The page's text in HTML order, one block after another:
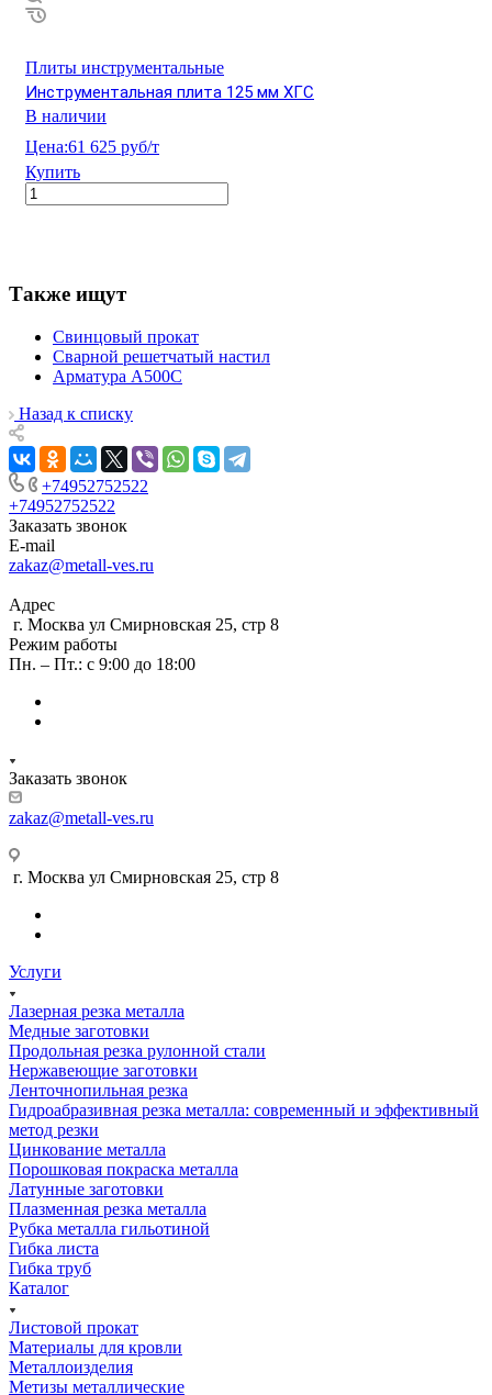
Плиты инструментальные
Инструментальная плита 125 мм ХГС
В наличии
Цена:61 625 руб/т
Купить
Также ищут
Свинцовый прокат
Сварной решетчатый настил
Арматура А500С
Назад к списку
+74952752522
+74952752522
Заказать звонок
E-mail
zakaz@metall-ves.ru
Адрес
г. Москва ул Смирновская 25, стр 8
Режим работы
Пн. – Пт.: с 9:00 до 18:00
Заказать звонок
zakaz@metall-ves.ru
г. Москва ул Смирновская 25, стр 8
Услуги
Лазерная резка металла
Медные заготовки
Продольная резка рулонной стали
Нержавеющие заготовки
Ленточнопильная резка
Гидроабразивная резка металла: современный и эффективный
метод резки
Цинкование металла
Порошковая покраска металла
Латунные заготовки
Плазменная резка металла
Рубка металла гильотиной
Гибка листа
Гибка труб
Каталог
Листовой прокат
Материалы для кровли
Металлоизделия
Метизы металлические